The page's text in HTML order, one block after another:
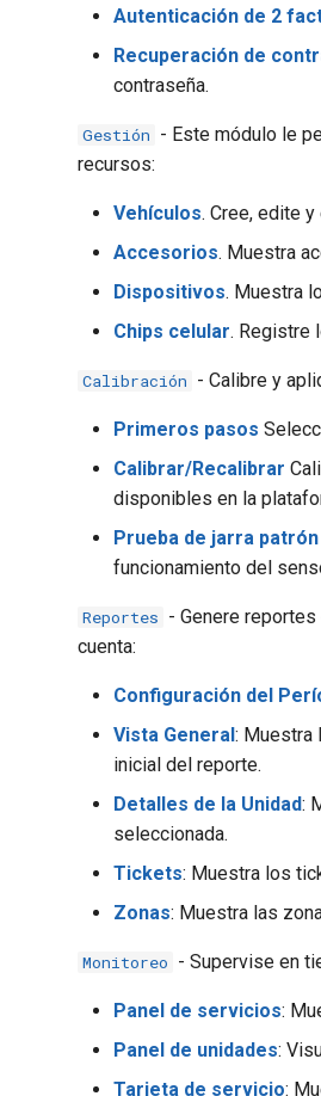
Autenticación de 2
Recuperación de
contraseña.
Gestión - Este módulo le
recursos:
Vehículos. Cree, edite
Accesorios. Muestra
Dispositivos. Muestra
Chips celular. Registre
Calibración - Calibre y
Primeros pasos
Calibrar/Recalibrar
disponibles en la
Prueba de jarra patrón
funcionamiento del
Reportes - Genere
cuenta:
Configuración del
Vista General: Muestra
inicial del reporte.
Detalles de la Unidad:
seleccionada.
Tickets: Muestra los
Zonas: Muestra las
Monitoreo - Supervise en
Panel de servicios:
Panel de unidades:
Tarjeta de servicio: